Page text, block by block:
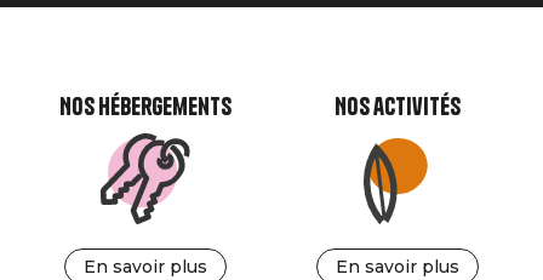
Nos hébergements
En savoir plus
Nos activités
En savoir plus